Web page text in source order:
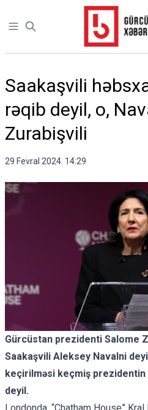
Open sidebar
Saakaşvili
rəqib deyil, o,
Zurabişvili
29 Fevral 2024. 14:29
Gürcüstan prezidenti Salome
Saakaşvili Aleksey Navalni
keçirilməsi keçmiş prezidentin
deyil.